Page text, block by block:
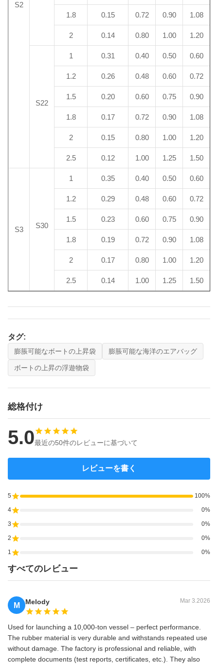
S2
1.8 0.15 0.72 0.90 1.08
2 0.14 0.80 1.00 1.20
S22
1 0.31 0.40 0.50 0.60
1.2 0.26 0.48 0.60 0.72
1.5 0.20 0.60 0.75 0.90
1.8 0.17 0.72 0.90 1.08
2 0.15 0.80 1.00 1.20
2.5 0.12 1.00 1.25 1.50
S3 S30
1 0.35 0.40 0.50 0.60
1.2 0.29 0.48 0.60 0.72
1.5 0.23 0.60 0.75 0.90
1.8 0.19 0.72 0.90 1.08
2 0.17 0.80 1.00 1.20
2.5 0.14 1.00 1.25 1.50
タグ:
膨脹可能なボートの上昇袋 膨脹可能な海洋のエアバッグ
ボートの上昇の浮遊物袋
総格付け
5.0最近の50件のレビューに基づいて
レビューを書く
5 100%
4 0%
3 0%
2 0%
1 0%
すべてのレビュー
M Melody Mar 3.2026
Used for launching a 10,000‑ton vessel – perfect performance.
The rubber material is very durable and withstands repeated use
without damage. The factory is professional and reliable, with
complete documents (test reports, certificates, etc.). They also